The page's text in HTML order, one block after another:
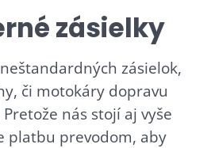
zásielky
zásielok,
či motokáry dopravu
nás stojí aj vyše
platbu prevodom, aby